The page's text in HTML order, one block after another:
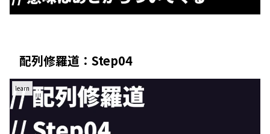
配列修羅道：Step04
learn